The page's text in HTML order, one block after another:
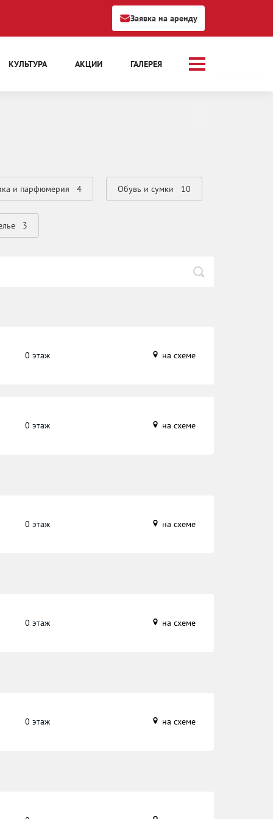
Заявка на аренду
КУЛЬТУРА АКЦИИ ГАЛЕРЕЯ
и парфюмерия 4 Обувь и сумки 10
3
0 этаж на схеме
0 этаж на схеме
0 этаж на схеме
0 этаж на схеме
0 этаж на схеме